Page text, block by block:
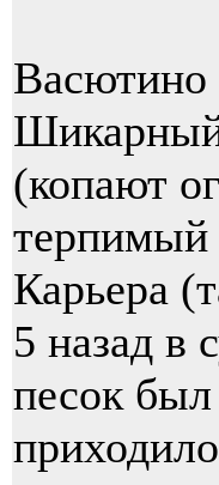
Шикарный
(копают
терпимый
Карьера
5 назад в
песок был